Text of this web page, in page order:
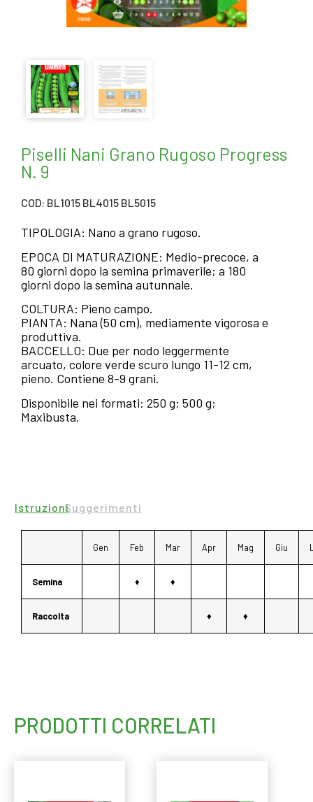
Piselli Nani Grano Rugoso Progress
N. 9
COD: BL1015 BL4015 BL5015
TIPOLOGIA: Nano a grano rugoso.
EPOCA DI MATURAZIONE: Medio-precoce, a
80 giorni dopo la semina primaverile; a 180
giorni dopo la semina autunnale.
COLTURA: Pieno campo.
PIANTA: Nana (50 cm), mediamente vigorosa e
produttiva.
BACCELLO: Due per nodo leggermente
arcuato, colore verde scuro lungo 11-12 cm,
pieno. Contiene 8-9 grani.
Disponibile nei formati: 250 g; 500 g;
Maxibusta.
IstruzioniSuggerimenti
Gen Feb Mar Apr Mag Giu
Semina ♦ ♦
Raccolta ♦ ♦
PRODOTTI CORRELATI